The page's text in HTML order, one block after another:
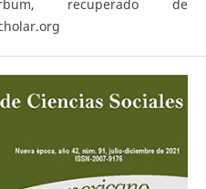
recuperado de